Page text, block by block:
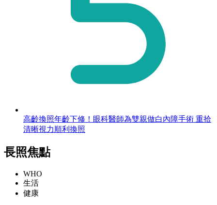
高齡換照年齡下修！眼科醫師為雙親做白內障手術 重拾
清晰視力順利換照
長照焦點
WHO
生活
健康